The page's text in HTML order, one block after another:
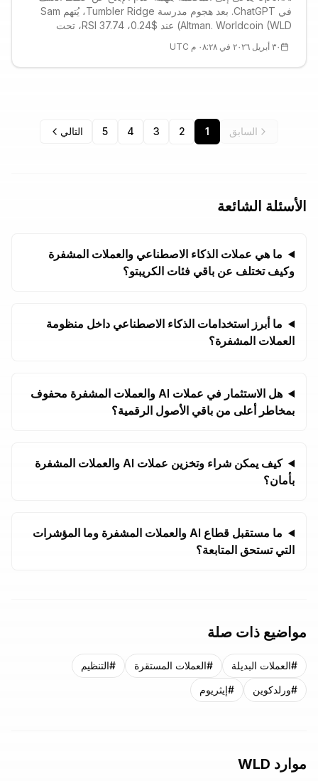
في ChatGPT. بعد هجوم مدرسة Tumbler Ridge، يُتهم Sam
Altman. Worldcoin (WLD) عند $0.24، RSI 37.74، تحت
الأخلاقية على WLD؟
٣٠ أبريل ٢٠٢٦ في ٠٨:٢٨ م UTC
السابق 1
2
3
4
5 التالي
الأسئلة الشائعة
ما هي عملات الذكاء الاصطناعي والعملات المشفرة
وكيف تختلف عن باقي فئات الكريبتو؟
ما أبرز استخدامات الذكاء الاصطناعي داخل منظومة
العملات المشفرة؟
هل الاستثمار في عملات AI والعملات المشفرة محفوف
بمخاطر أعلى من باقي الأصول الرقمية؟
كيف يمكن شراء وتخزين عملات AI والعملات المشفرة
بأمان؟
ما مستقبل قطاع AI والعملات المشفرة وما المؤشرات
التي تستحق المتابعة؟
مواضيع ذات صلة
#العملات البديلة #العملات المستقرة #التنظيم
#ورلدكوين #إيثريوم
موارد WLD